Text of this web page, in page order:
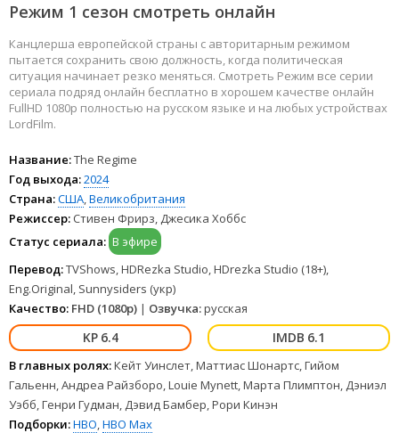
Режим 1 сезон смотреть онлайн
Канцлерша европейской страны с авторитарным режимом
пытается сохранить свою должность, когда политическая
ситуация начинает резко меняться. Смотреть Режим все серии
сериала подряд онлайн бесплатно в хорошем качестве онлайн
FullHD 1080p полностью на русском языке и на любых устройствах
LordFilm.
Название:The Regime
Год выхода:2024
Страна:США,Великобритания
Режиссер: Стивен Фрирз, Джесика Хоббс
Статус сериала: В эфире
Перевод:TVShows, HDRezka Studio, HDrezka Studio (18+),
Eng.Original, Sunnysiders (укр)
Качество: FHD (1080p) | Озвучка:русская
6.4 6.1
В главных ролях:Кейт Уинслет, Маттиас Шонартс, Гийом
Гальенн, Андреа Райзборо, Louie Mynett, Марта Плимптон, Дэниэл
Уэбб, Генри Гудман, Дэвид Бамбер, Рори Кинэн
Подборки:HBO,HBO Max